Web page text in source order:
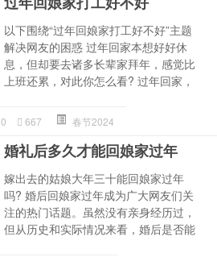
以下围绕“过年回娘家打工好不好”主题
解决网友的困惑 过年回家本想好好休
息，但却要去诸多长辈家拜年，感觉比
上班还累，对此你怎么看? 过年回家，
0 667 春节2024
婚礼后多久才能回娘家过年
嫁出去的姑娘大年三十能回娘家过年
吗? 婚后回娘家过年成为广大网友们关
注的热门话题。虽然没有亲身经历过，
但从历史和实际情况来看，婚后是否能